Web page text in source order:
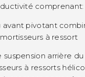
comprenant:
avant pivotant
à ressort
arrière
à ressorts